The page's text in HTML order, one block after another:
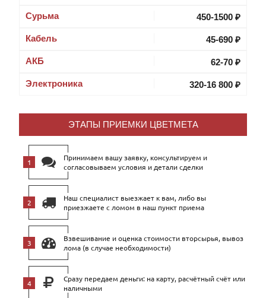
Cурьма 450-1500 ₽
Кабель 45-690 ₽
АКБ 62-70 ₽
Электроника 320-16 800 ₽
ЭТАПЫ ПРИЕМКИ ЦВЕТМЕТА
Принимаем вашу заявку, консультируем и
согласовываем условия и детали сделки
Наш специалист выезжает к вам, либо вы
приезжаете с ломом в наш пункт приема
Взвешивание и оценка стоимости вторсырья, вывоз
лома (в случае необходимости)
Сразу передаем деньги: на карту, расчётный счёт или
наличными